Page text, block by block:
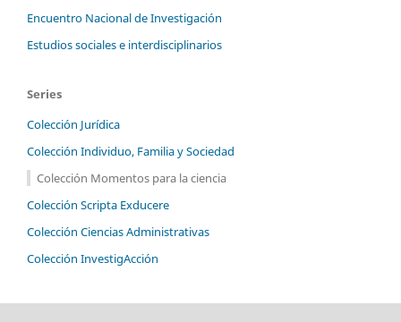
Encuentro Nacional de Investigación
Estudios sociales e interdisciplinarios
Series
Colección Jurídica
Colección Individuo, Familia y Sociedad
Colección Momentos para la ciencia
Colección Scripta Exducere
Colección Ciencias Administrativas
Colección InvestigAcción